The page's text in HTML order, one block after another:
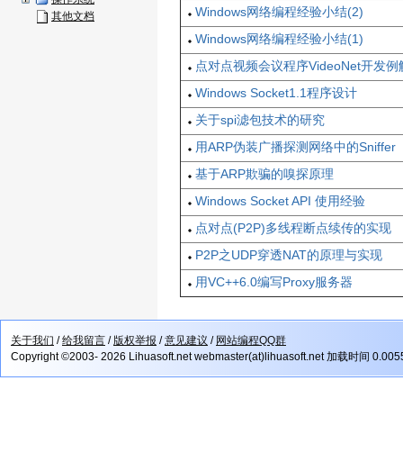
其他文档
Windows网络编程经验小结(2)
Windows网络编程经验小结(1)
点对点视频会议程序VideoNet开发例
Windows Socket1.1程序设计
关于spi滤包技术的研究
用ARP伪装广播探测网络中的Sniffer
基于ARP欺骗的嗅探原理
Windows Socket API 使用经验
点对点(P2P)多线程断点续传的实现
P2P之UDP穿透NAT的原理与实现
用VC++6.0编写Proxy服务器
关于我们 /给我留言 /版权举报 /意见建议 / 网站编程QQ群
Copyright ©2003- 2026 Lihuasoft.net webmaster(at)lihuasoft.net 加载时间